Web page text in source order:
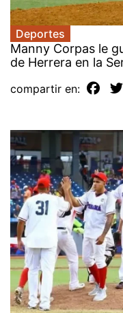
Deportes
Manny Corpas le
de Herrera en la
compartir en: